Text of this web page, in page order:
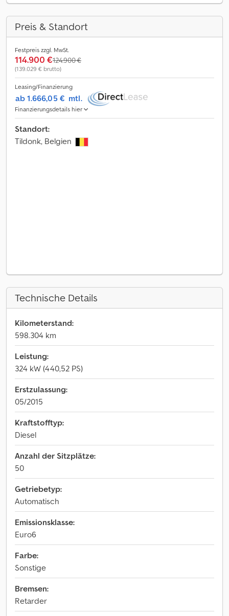
Preis & Standort
Festpreis zzgl. MwSt.
114.900 €124.900 €
(139.029 € brutto)
Leasing/Finanzierung
ab 1.666,05 € mtl.
Finanzierungsdetails hier
Standort:
Tildonk, Belgien
Technische Details
Kilometerstand:
598.304 km
Leistung:
324 kW (440,52 PS)
Erstzulassung:
05/2015
Kraftstofftyp:
Diesel
Anzahl der Sitzplätze:
50
Getriebetyp:
Automatisch
Emissionsklasse:
Euro6
Farbe:
Sonstige
Bremsen:
Retarder